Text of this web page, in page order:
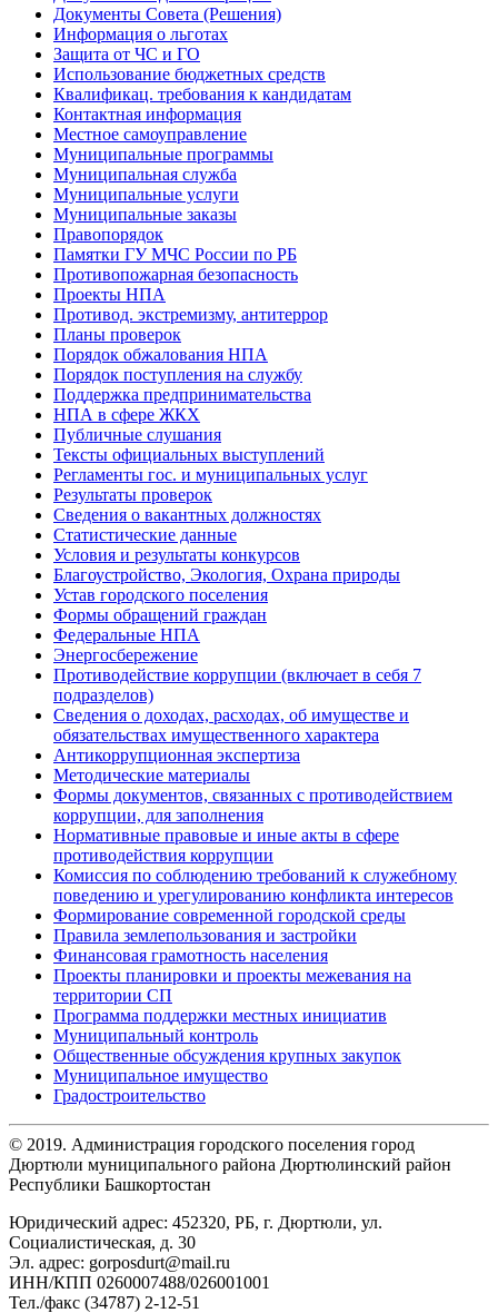
Документы Совета (Решения)
Информация о льготах
Защита от ЧС и ГО
Использование бюджетных средств
Квалификац. требования к кандидатам
Контактная информация
Местное самоуправление
Муниципальные программы
Муниципальная служба
Муниципальные услуги
Муниципальные заказы
Правопорядок
Памятки ГУ МЧС России по РБ
Противопожарная безопасность
Проекты НПА
Противод. экстремизму, антитеррор
Планы проверок
Порядок обжалования НПА
Порядок поступления на службу
Поддержка предпринимательства
НПА в сфере ЖКХ
Публичные слушания
Тексты официальных выступлений
Регламенты гос. и муниципальных услуг
Результаты проверок
Сведения о вакантных должностях
Статистические данные
Условия и результаты конкурсов
Благоустройство, Экология, Охрана природы
Устав городского поселения
Формы обращений граждан
Федеральные НПА
Энергосбережение
Противодействие коррупции (включает в себя 7
подразделов)
Сведения о доходах, расходах, об имуществе и
обязательствах имущественного характера
Антикоррупционная экспертиза
Методические материалы
Формы документов, связанных с противодействием
коррупции, для заполнения
Нормативные правовые и иные акты в сфере
противодействия коррупции
Комиссия по соблюдению требований к служебному
поведению и урегулированию конфликта интересов
Формирование современной городской среды
Правила землепользования и застройки
Финансовая грамотность населения
Проекты планировки и проекты межевания на
территории СП
Программа поддержки местных инициатив
Муниципальный контроль
Общественные обсуждения крупных закупок
Муниципальное имущество
Градостроительство
© 2019. Администрация городского поселения город
Дюртюли муниципального района Дюртюлинский район
Республики Башкортостан
Юридический адрес: 452320, РБ, г. Дюртюли, ул.
Социалистическая, д. 30
Эл. адрес: gorposdurt@mail.ru
ИНН/КПП 0260007488/026001001
Тел./факс (34787) 2-12-51